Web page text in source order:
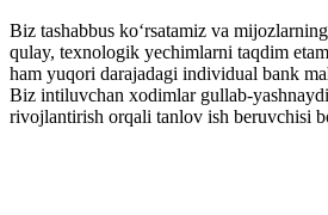
Biz tashabbus ko‘rsatamiz va
qulay, texnologik yechimlarni taqdim
ham yuqori darajadagi individual bank
Biz intiluvchan xodimlar gullab-
rivojlantirish orqali tanlov ish beruvchisi